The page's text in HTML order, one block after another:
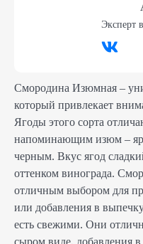
Эксперт
Смородина Изюмная –
который привлекает
Ягоды этого сорта
напоминающим изюм –
черным. Вкус ягод
оттенком винограда.
отличным выбором для
или добавления в
есть свежими. Они
сыром виде, добавления